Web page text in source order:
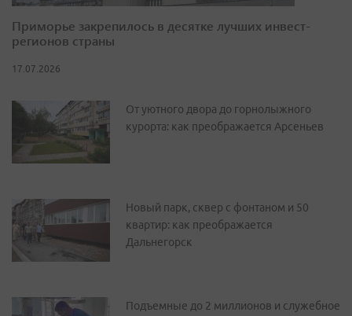
Приморье закрепилось в десятке лучших инвест-
регионов страны
17.07.2026
От уютного двора до горнолыжного
курорта: как преображается Арсеньев
Новый парк, сквер с фонтаном и 50
квартир: как преображается
Дальнегорск
Подъемные до 2 миллионов и служебное